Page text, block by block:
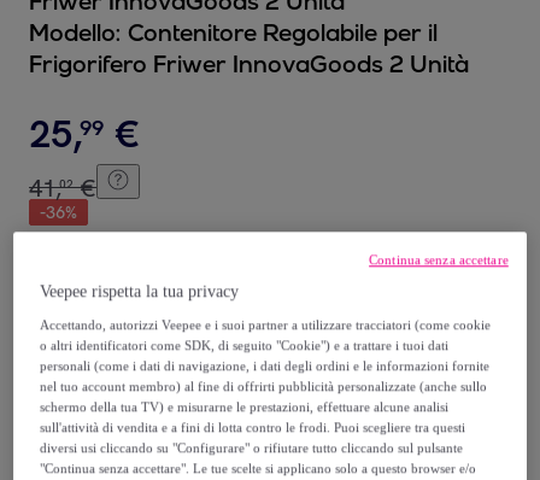
Modello: Contenitore Regolabile per il
Frigorifero Friwer InnovaGoods 2 Unità
25,99 €
41,02 €
-36%
Consegna
Spedizione gratuita
Veepee rispetta la tua privacy
Accettando, autorizzi Veepee e i suoi partner a utilizzare tracciatori (come cookie
o altri identificatori come SDK, di seguito "Cookie") e a trattare i tuoi dati
personali (come i dati di navigazione, i dati degli ordini e le informazioni fornite
nel tuo account membro) al fine di offrirti pubblicità personalizzate (anche sullo
schermo della tua TV) e misurarne le prestazioni, effettuare alcune analisi
sull'attività di vendita e a fini di lotta contro le frodi. Puoi scegliere tra questi
diversi usi cliccando su "Configurare" o rifiutare tutto cliccando sul pulsante
"Continua senza accettare". Le tue scelte si applicano solo a questo browser e/o
Continua senza accettare